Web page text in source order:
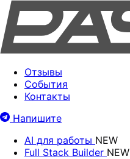
Отзывы
События
Контакты
Напишите
AI для работы NEW
Full Stack Builder NEW